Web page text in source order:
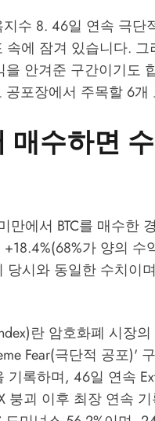
수 8. 46일 연속 극
속에 잠겨 있습니다.
안겨준 구간이기도
포장에서 주목할 6개
매수하면
만에서 BTC를 매수한
가 양의 수
당시와 동일한 수치이
란 암호화폐 시장
Fear(극단적 공포)'
록하며, 46일 연속
붕괴 이후 최장 연속